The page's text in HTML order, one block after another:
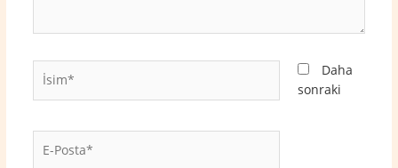
İsim*
Posta*
Daha
sonraki